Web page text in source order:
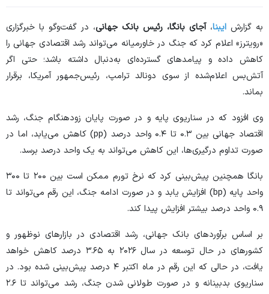
به گزارش ایبنا،آجای بانگا، رئیس بانک جهانی، در گفت‌و‌گو با خبرگزاری
«رویترز» اعلام کرد که جنگ در خاورمیانه می‌تواند رشد اقتصادی جهانی را
کاهش داده و پیامد‌های گسترده‌ای به‌دنبال داشته باشد؛ حتی اگر
آتش‌بس اعلام‌شده از سوی دونالد ترامپ، رئیس‌جمهور آمریکا، برقرار
بماند.
وی افزود که در سناریوی پایه و در صورت پایان زودهنگام جنگ، رشد
اقتصاد جهانی بین ۰.۳ تا ۰.۴ واحد درصد (pp) کاهش می‌یابد، اما در
صورت تداوم درگیری‌ها، این کاهش می‌تواند به یک واحد درصد برسد.
بانگا همچنین پیش‌بینی کرد که نرخ تورم ممکن است بین ۲۰۰ تا ۳۰۰
واحد پایه (bp) افزایش یابد و در صورت ادامه جنگ، این رقم می‌تواند تا
۰.۹ واحد درصد بیشتر افزایش پیدا کند.
بر اساس برآورد‌های بانک جهانی، رشد اقتصادی در بازار‌های نوظهور و
کشور‌های در حال توسعه در سال ۲۰۲۶ به ۳.۶۵ درصد کاهش خواهد
یافت، در حالی که این رقم در ماه اکتبر ۴ درصد پیش‌بینی شده بود. در
سناریوی بدبینانه و در صورت طولانی شدن جنگ، رشد می‌تواند تا ۲.۶